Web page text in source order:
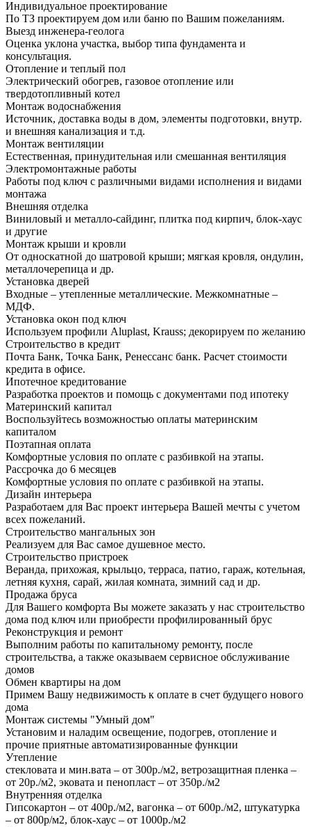
Индивидуальное проектирование
По ТЗ проектируем дом или баню по Вашим пожеланиям.
Выезд инженера-геолога
Оценка уклона участка, выбор типа фундамента и
консультация.
Отопление и теплый пол
Электрический обогрев, газовое отопление или
твердотопливный котел
Монтаж водоснабжения
Источник, доставка воды в дом, элементы подготовки, внутр.
и внешняя канализация и т.д.
Монтаж вентиляции
Естественная, принудительная или смешанная вентиляция
Электромонтажные работы
Работы под ключ с различными видами исполнения и видами
монтажа
Внешняя отделка
Виниловый и металло-сайдинг, плитка под кирпич, блок-хаус
и другие
Монтаж крыши и кровли
От односкатной до шатровой крыши; мягкая кровля, ондулин,
металлочерепица и др.
Установка дверей
Входные – утепленные металлические. Межкомнатные –
МДФ.
Установка окон под ключ
Используем профили Aluplast, Krauss; декорируем по желанию
Строительство в кредит
Почта Банк, Точка Банк, Ренессанс банк. Расчет стоимости
кредита в офисе.
Ипотечное кредитование
Разработка проектов и помощь с документами под ипотеку
Материнский капитал
Воспользуйтесь возможностью оплаты материнским
капиталом
Поэтапная оплата
Комфортные условия по оплате с разбивкой на этапы.
Рассрочка до 6 месяцев
Комфортные условия по оплате с разбивкой на этапы.
Дизайн интерьера
Разработаем для Вас проект интерьера Вашей мечты с учетом
всех пожеланий.
Строительство мангальных зон
Реализуем для Вас самое душевное место.
Строительство пристроек
Веранда, прихожая, крыльцо, терраса, патио, гараж, котельная,
летняя кухня, сарай, жилая комната, зимний сад и др.
Продажа бруса
Для Вашего комфорта Вы можете заказать у нас строительство
дома под ключ или приобрести профилированный брус
Реконструкция и ремонт
Выполним работы по капитальному ремонту, после
строительства, а также оказываем сервисное обслуживание
домов
Обмен квартиры на дом
Примем Вашу недвижимость к оплате в счет будущего нового
дома
Монтаж системы "Умный дом"
Установим и наладим освещение, подогрев, отопление и
прочие приятные автоматизированные функции
Утепление
стекловата и мин.вата – от 300р./м2, ветрозащитная пленка –
от 20р./м2, эковата и пенопласт – от 350р./м2
Внутренняя отделка
Гипсокартон – от 400р./м2, вагонка – от 600р./м2, штукатурка
– от 800р/м2, блок-хаус – от 1000р./м2